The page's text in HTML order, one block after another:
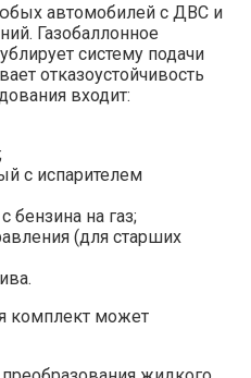
автомобилей с ДВС и
Газобаллонное
систему подачи
отказоустойчивость
входит:
с испарителем
бензина на газ;
(для старших
комплект может